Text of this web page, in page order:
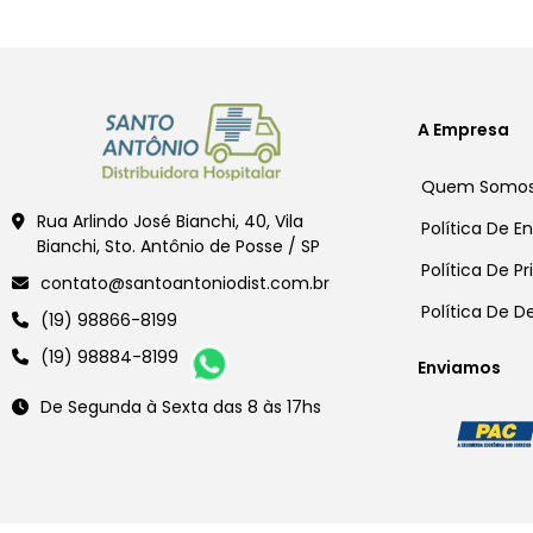
Rua Arlindo José Bianchi, 40, Vila
Bianchi, Sto. Antônio de Posse / SP
contato@santoantoniodist.com.br
(19) 98866-8199
(19) 98884-8199
De Segunda à Sexta das 8 às 17hs
A Empresa
Quem
Política De
Política De
Política De
Enviamos